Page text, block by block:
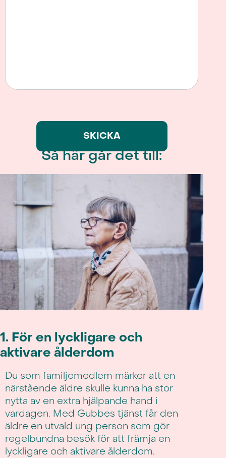
Så här går det till:
1. För en lyckligare och
aktivare ålderdom
Du som familjemedlem märker att en
närstående äldre skulle kunna ha stor
nytta av en extra hjälpande hand i
vardagen. Med Gubbes tjänst får den
äldre en utvald ung person som gör
regelbundna besök för att främja en
lyckligare och aktivare ålderdom.